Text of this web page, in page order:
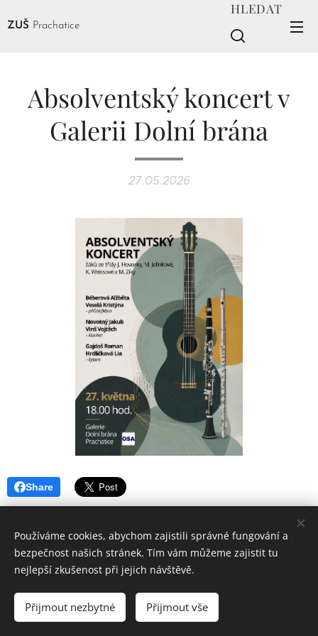
ZUŠ Prachatice
HLEDAT
Absolventský koncert v
Galerii Dolní brána
27.05.2026
Share
ZUŠ PRACHATICE
Vytvořeno službou
Webnode
Používáme cookies, abychom zajistili správné fungování a
bezpečnost našich stránek. Tím vám můžeme zajistit tu
nejlepší zkušenost při jejich návštěvě.
Přijmout nezbytné Přijmout vše